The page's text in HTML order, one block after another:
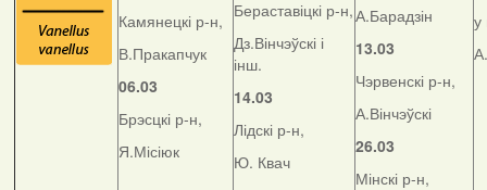
Камянецкі р-н,
В.Пракапчук
06.03
Брэсцкі р-н,
Я.Місіюк
Бераставіцкі р-н,
Дз.Вінчэўскі і
інш.
14.03
Лідскі р-н,
Ю. Квач
А.Барадзін
13.03
Чэрвенскі р-н,
А.Вінчэўскі
26.03
Мінскі р-н,
у